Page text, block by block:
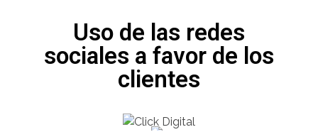
Uso de las redes
sociales a favor de los
clientes